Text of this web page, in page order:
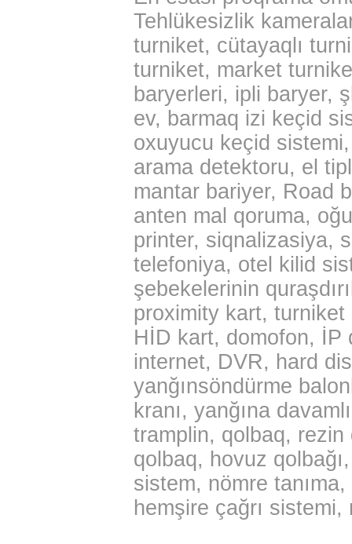
Tehlükesizlik
turniket, cütayaqlı
turniket, market
baryerleri, ipli baryer,
ev, barmaq izi keçid
oxuyucu keçid
arama detektoru, el
mantar bariyer, Road
anten mal qoruma,
printer, siqnalizasiya,
telefoniya, otel kilid
şebekelerinin
proximity kart,
HİD kart, domofon, İP
internet, DVR, hard
yanğınsöndürme
kranı, yanğına
tramplin, qolbaq,
qolbaq, hovuz
sistem, nömre
hemşire çağrı